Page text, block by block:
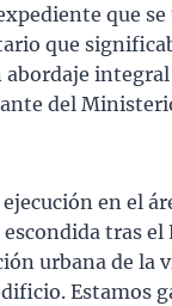
que
que
abordaje
del
en el
tras
urbana de la
Estamos